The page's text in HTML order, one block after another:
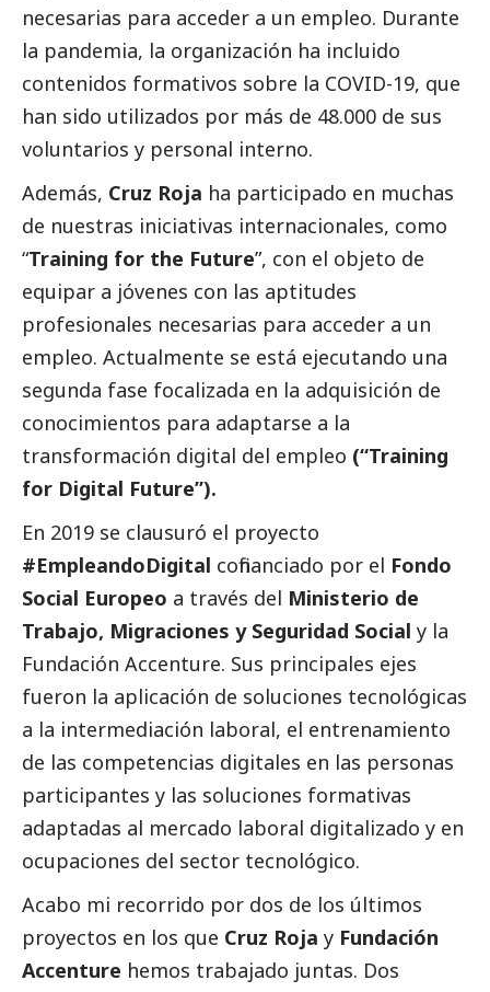
necesarias para acceder a un empleo. Durante
la pandemia, la organización ha incluido
contenidos formativos sobre la COVID-19, que
han sido utilizados por más de 48.000 de sus
voluntarios y personal interno.
Además, Cruz Roja ha participado en muchas
de nuestras iniciativas internacionales, como
“Training for the Future”, con el objeto de
equipar a jóvenes con las aptitudes
profesionales necesarias para acceder a un
empleo. Actualmente se está ejecutando una
segunda fase focalizada en la adquisición de
conocimientos para adaptarse a la
transformación digital del empleo (“Training
for Digital Future”).
En 2019 se clausuró el proyecto
#EmpleandoDigital cofinanciado por el Fondo
Social Europeo a través del Ministerio de
Trabajo, Migraciones y Seguridad Social y la
Fundación Accenture. Sus principales ejes
fueron la aplicación de soluciones tecnológicas
a la intermediación laboral, el entrenamiento
de las competencias digitales en las personas
participantes y las soluciones formativas
adaptadas al mercado laboral digitalizado y en
ocupaciones del sector tecnológico.
Acabo mi recorrido por dos de los últimos
proyectos en los que Cruz Roja y Fundación
Accenture hemos trabajado juntas. Dos